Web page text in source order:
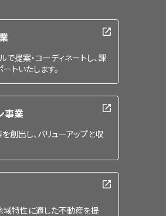
で提案・コーディネートし、課
トいたします。
事業
創出し、バリューアップと収
域特性に適した不動産を提